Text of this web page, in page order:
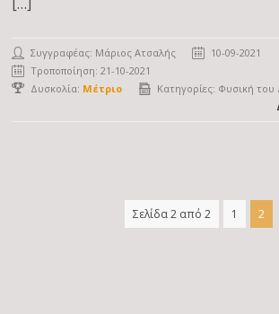
Συγγραφέας: Μάριος Ατσαλής
10-09-2021
Τροποποίηση: 21-10-2021
Δυσκολία: Μέτριο Κατηγορίες: Φυσική του
Σελίδα 2 από 2 1 2